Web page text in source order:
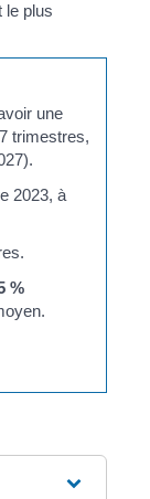
le plus
une
trimestres,
2023, à
%